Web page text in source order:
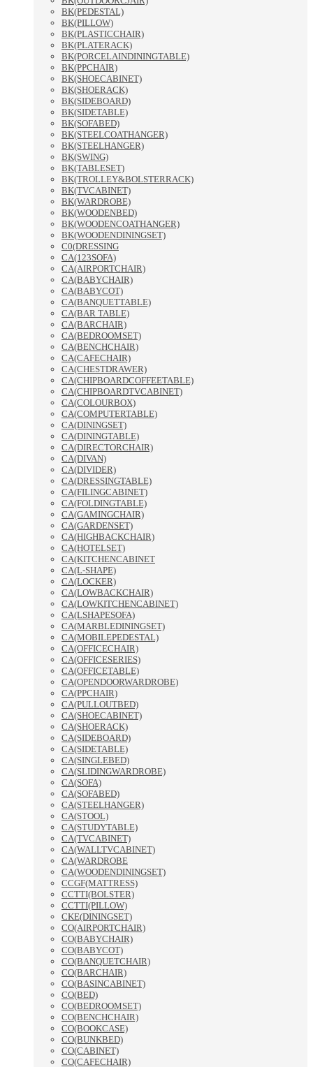
BK(PEDESTAL)
BK(PILLOW)
BK(PLASTICCHAIR)
BK(PLATERACK)
BK(PORCELAINDININGTABLE)
BK(PPCHAIR)
BK(SHOECABINET)
BK(SHOERACK)
BK(SIDEBOARD)
BK(SIDETABLE)
BK(SOFABED)
BK(STEELCOATHANGER)
BK(STEELHANGER)
BK(SWING)
BK(TABLESET)
BK(TROLLEY&BOLSTERRACK)
BK(TVCABINET)
BK(WARDROBE)
BK(WOODENBED)
BK(WOODENCOATHANGER)
BK(WOODENDININGSET)
C0(DRESSING
CA(123SOFA)
CA(AIRPORTCHAIR)
CA(BABYCHAIR)
CA(BABYCOT)
CA(BANQUETTABLE)
CA(BAR TABLE)
CA(BARCHAIR)
CA(BEDROOMSET)
CA(BENCHCHAIR)
CA(CAFECHAIR)
CA(CHESTDRAWER)
CA(CHIPBOARDCOFFEETABLE)
CA(CHIPBOARDTVCABINET)
CA(COLOURBOX)
CA(COMPUTERTABLE)
CA(DININGSET)
CA(DININGTABLE)
CA(DIRECTORCHAIR)
CA(DIVAN)
CA(DIVIDER)
CA(DRESSINGTABLE)
CA(FILINGCABINET)
CA(FOLDINGTABLE)
CA(GAMINGCHAIR)
CA(GARDENSET)
CA(HIGHBACKCHAIR)
CA(HOTELSET)
CA(KITCHENCABINET
CA(L-SHAPE)
CA(LOCKER)
CA(LOWBACKCHAIR)
CA(LOWKITCHENCABINET)
CA(LSHAPESOFA)
CA(MARBLEDININGSET)
CA(MOBILEPEDESTAL)
CA(OFFICECHAIR)
CA(OFFICESERIES)
CA(OFFICETABLE)
CA(OPENDOORWARDROBE)
CA(PPCHAIR)
CA(PULLOUTBED)
CA(SHOECABINET)
CA(SHOERACK)
CA(SIDEBOARD)
CA(SIDETABLE)
CA(SINGLEBED)
CA(SLIDINGWARDROBE)
CA(SOFA)
CA(SOFABED)
CA(STEELHANGER)
CA(STOOL)
CA(STUDYTABLE)
CA(TVCABINET)
CA(WALLTVCABINET)
CA(WARDROBE
CA(WOODENDININGSET)
CCGF(MATTRESS)
CCTTI(BOLSTER)
CCTTI(PILLOW)
CKE(DININGSET)
CO(AIRPORTCHAIR)
CO(BABYCHAIR)
CO(BABYCOT)
CO(BANQUETCHAIR)
CO(BARCHAIR)
CO(BASINCABINET)
CO(BED)
CO(BEDROOMSET)
CO(BENCHCHAIR)
CO(BOOKCASE)
CO(BUNKBED)
CO(CABINET)
CO(CAFECHAIR)